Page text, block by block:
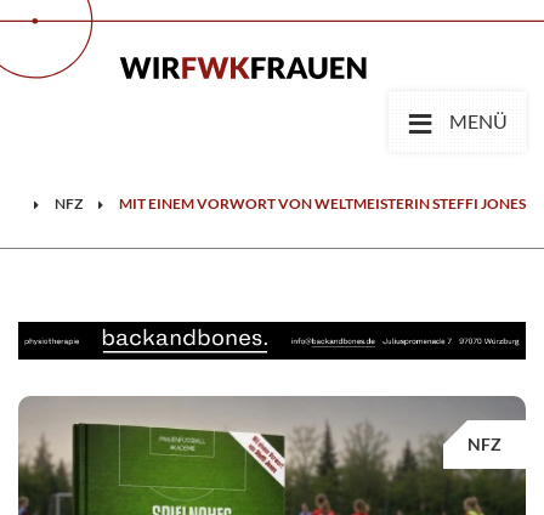
≡ MENÜ
NFZ MIT EINEM VORWORT VON WELTMEISTERIN STEFFI JONES
NFZ